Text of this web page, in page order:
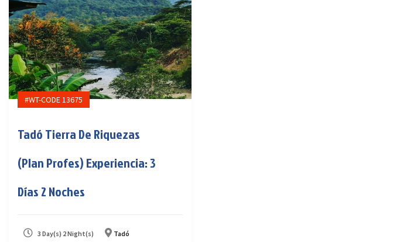
#WT-CODE 13675
Tadó Tierra De Riquezas
(Plan Profes) Experiencia: 3
Días 2 Noches
3 Day(s) 2 Night(s) Tadó